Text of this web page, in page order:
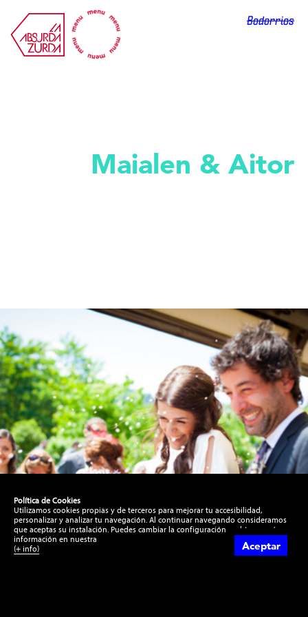
Bodorrios
Maialen & Aitor
La Absurda Zurda
Política de Cookies
Utilizamos cookies propias y de terceros para mejorar tu accesibilidad,
personalizar y analizar tu navegación. Al continuar navegando consideramos
que aceptas su instalación. Puedes cambiar la configuración u obtener más
información en nuestra
(+ info)
Aceptar